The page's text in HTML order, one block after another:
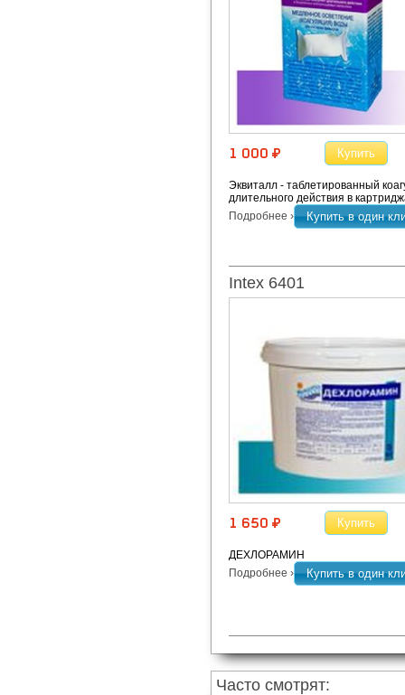
1 000 ¤ Купить
Эквиталл - таблетированный
длительного действия в
Подробнее ›
Купить в один
Intex 6401
1 650 ¤ Купить
ДЕХЛОРАМИН
Подробнее ›
Купить в один
Часто смотрят: